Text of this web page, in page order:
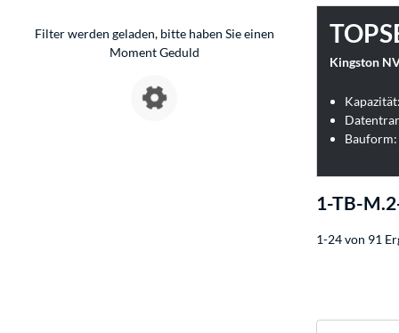
Filter werden geladen, bitte haben Sie einen
Moment Geduld
Kingston
1-TB-
1-24 von 91